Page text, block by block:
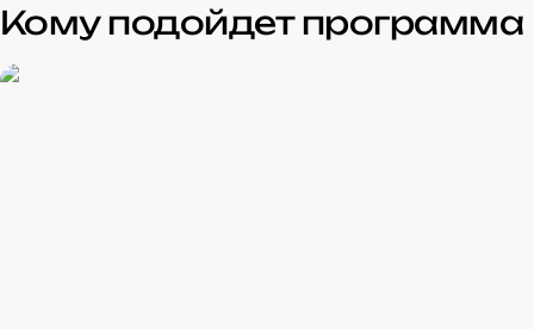
Кому подойдет программа